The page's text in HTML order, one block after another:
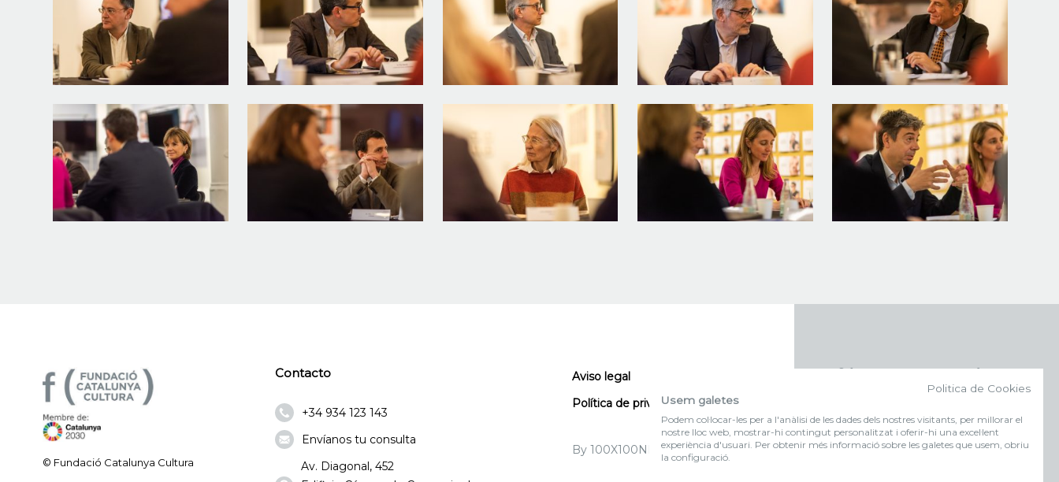
© Fundació Catalunya Cultura
Contacto
+34 934 123 143
Envíanos tu consulta
Av. Diagonal, 452
Aviso legal
Política de privacidad
By 100X100NET
FORMULARIO DE
Politica de Cookies
Usem galetes
Podem col·locar-les per a l'anàlisi de les dades dels nostres visitants, per millorar el
nostre lloc web, mostrar-hi contingut personalitzat i oferir-hi una excel·lent
experiència d'usuari. Per obtenir més informació sobre les galetes que usem, obriu
la configuració.